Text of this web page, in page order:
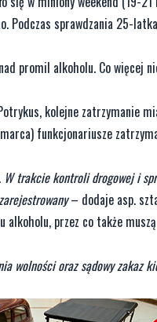
sprawdzania 25-
promil alkoholu. Co więcej
kolejne zatrzymanie
funkcjonariusze
trakcie kontroli drogowej i
– dodaje asp.
przez co także
wolności oraz sądowy zakaz